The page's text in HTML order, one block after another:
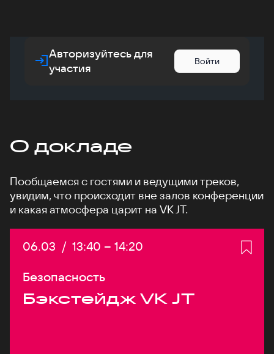
Авторизуйтесь для
участия
Войти
О докладе
Пообщаемся с гостями и ведущими треков,
увидим, что происходит вне залов конференции
и какая атмосфера царит на VK JT.
Дата:
06.03 / Начало:
13:40 – Конец:
14:20
Безопасность
Бэкстейдж VK JT